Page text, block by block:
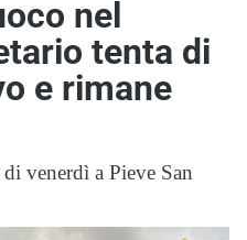
nel
tenta di
e rimane
venerdì a Pieve San